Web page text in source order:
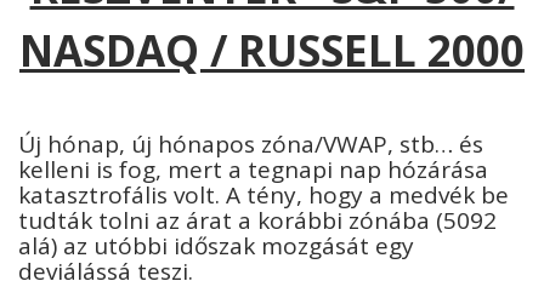
NASDAQ / RUSSELL 2000
Új hónap, új hónapos zóna/VWAP, stb… és
kelleni is fog, mert a tegnapi nap hózárása
katasztrofális volt. A tény, hogy a medvék be
tudták tolni az árat a korábbi zónába (5092
alá) az utóbbi időszak mozgását egy
deviálássá teszi.